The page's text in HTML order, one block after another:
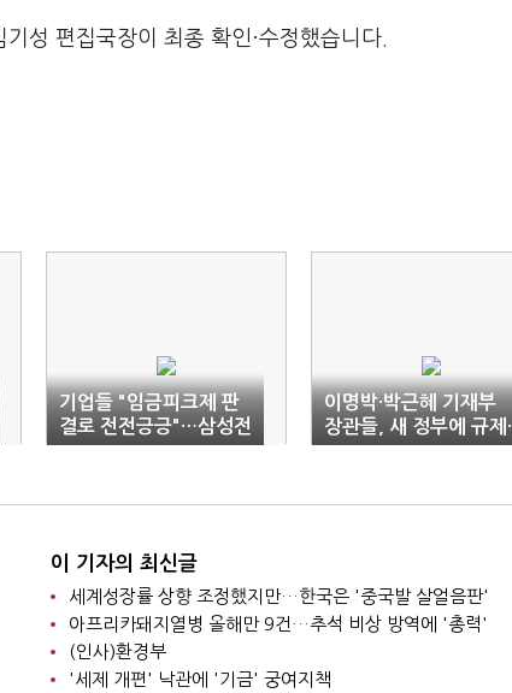
성 편집국장이 최종 확인·수정했습니다.
기업들 "임금피크제 판
결로 전전긍긍"…삼성전
자 노조도 움직임
이명박·박근혜 기재부
장관들, 새 정부에 규제·
노동 개혁 주문
이 기자의 최신글
세계성장률 상향 조정했지만…한국은 '중국발 살얼음판'
아프리카돼지열병 올해만 9건…추석 비상 방역에 '총력'
(인사)환경부
'세제 개편' 낙관에 '기금' 궁여지책